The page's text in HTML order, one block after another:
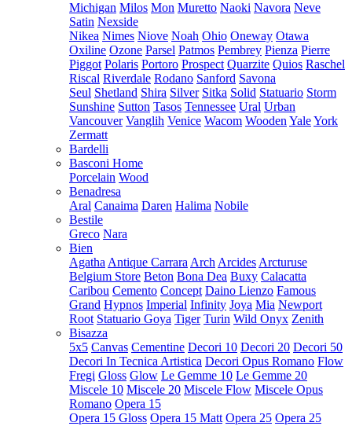
Michigan Milos Mon Muretto Naoki Navora Neve
Satin Nexside
Nikea Nimes Niove Noah Ohio Oneway Otawa
Oxiline Ozone Parsel Patmos Pembrey Pienza Pierre
Piggot Polaris Portoro Prospect Quarzite Quios Raschel
Riscal Riverdale Rodano Sanford Savona
Seul Shetland Shira Silver Sitka Solid Statuario Storm
Sunshine Sutton Tasos Tennessee Ural Urban
Vancouver Vanglih Venice Wacom Wooden YaleYork
Zermatt
Bardelli
Basconi Home
Porcelain Wood
Benadresa
Aral Canaima Daren Halima Nobile
Bestile
Greco Nara
Bien
Agatha Antique Carrara Arch Arcides Arcturuse
Belgium Store Beton Bona Dea Buxy Calacatta
Caribou Cemento Concept Daino Lienzo Famous
Grand Hypnos Imperial Infinity Joya Mia Newport
Root Statuario Goya Tiger Turin Wild Onyx Zenith
Bisazza
5x5 Canvas Cementine Decori 10 Decori 20 Decori 50
Decori In Tecnica Artistica Decori Opus Romano Flow
Fregi Gloss Glow Le Gemme 10 Le Gemme 20
Miscele 10 Miscele 20 Miscele Flow Miscele Opus
Romano Opera 15
Opera 15 Gloss Opera 15 Matt Opera 25 Opera 25